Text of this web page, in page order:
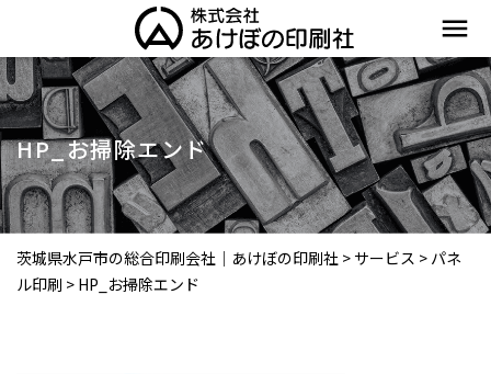
menu
HP_お掃除エンド
茨城県水戸市の総合印刷会社｜あけぼの印刷社 > サービス > パネ
ル印刷 > HP_お掃除エンド